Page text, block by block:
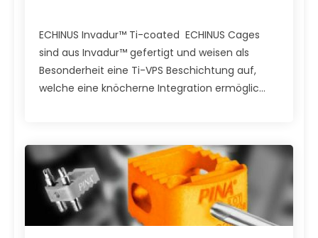
ECHINUS Invadur™ Ti-coated ECHINUS Cages
sind aus Invadur™ gefertigt und weisen als
Besonderheit eine Ti-VPS Beschichtung auf,
welche eine knöcherne Integration ermöglic...